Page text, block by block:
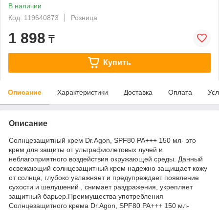
В наличии
Код: 119640873
Розница
1 898 ₸
Купить
Описание Характеристики Доставка Оплата
Описание
Солнцезащитный крем Dr.Agon, SPF80 PA+++ 150 мл- это
крем для защиты от ультрафиолетовых лучей и
неблагоприятного воздействия окружающей среды. Данный
освежающий солнцезащитный крем надежно защищает кожу
от солнца, глубоко увлажняет и предупреждает появление
сухости и шелушений , снимает раздражения, укрепляет
защитный барьер.Преимущества употребления
Солнцезащитного крема Dr.Agon, SPF80 PA+++ 150 мл-